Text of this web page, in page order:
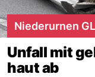
Niederurnen GL
Unfall mit
haut ab